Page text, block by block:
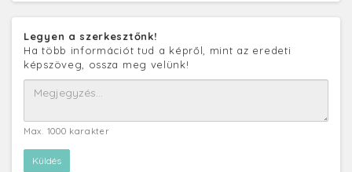
Legyen a szerkesztőnk!
Ha több információt tud a képről, mint az eredeti
képszöveg, ossza meg velünk!
Max. 1000 karakter